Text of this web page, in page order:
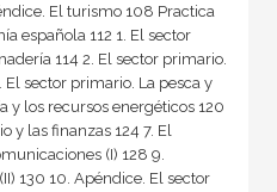
El turismo 108 Practica
española 112 1. El sector
114 2. El sector primario.
El sector primario. La pesca y
y los recursos energéticos 120
y las finanzas 124 7. El
(I) 128 9.
130 10. Apéndice. El sector